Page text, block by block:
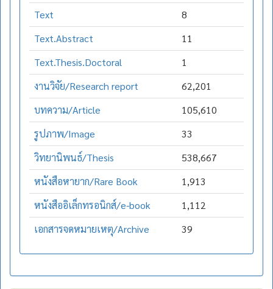
Text
8
Text.Abstract
11
Text.Thesis.Doctoral
1
งานวิจัย/Research report
62,201
บทความ/Article
105,610
รูปภาพ/Image
33
วิทยานิพนธ์/Thesis
538,667
หนังสือหายาก/Rare Book
1,913
หนังสืออิเล็กทรอนิกส์/e-book
1,112
เอกสารจดหมายเหตุ/Archive
39